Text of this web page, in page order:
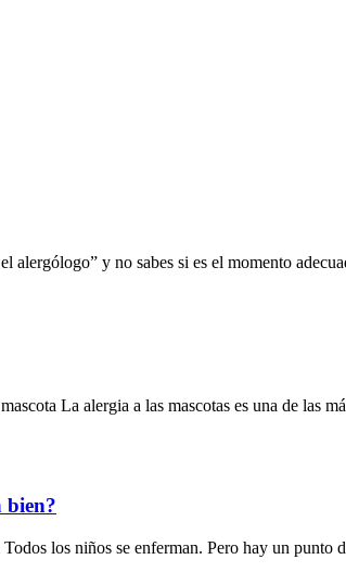
y no sabes si es el momento
La alergia a las mascotas es una de las
bien?
los niños se enferman. Pero hay un punto